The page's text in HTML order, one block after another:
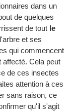
dans un
de quelques
de tout le
et ses
qui commencent
affecté. Cela peut
de ces insectes
attention à ces
sans raison, ce
qu'il s'agit